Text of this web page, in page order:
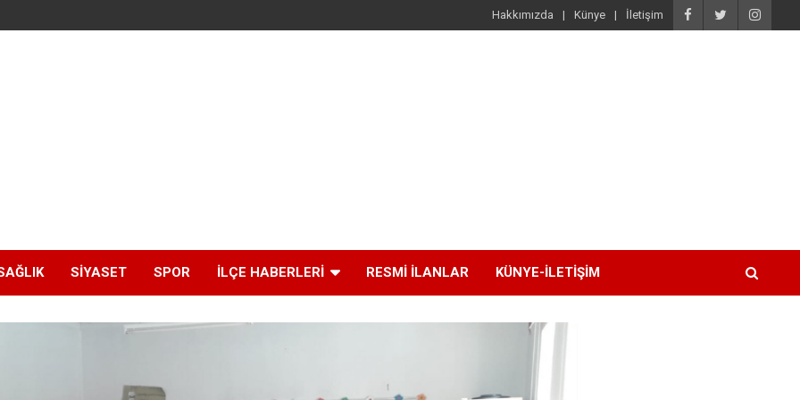
Hakkımızda Künye İletişim
SIYASET SPOR İLÇE HABERLERI RESMI İLANLAR KÜNYE-İLETIŞIM